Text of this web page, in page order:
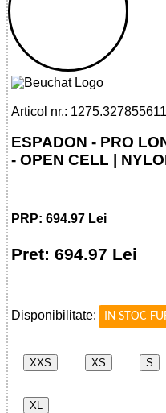
32785561172 - ESPADON
JOHN 7 MM - OPEN CELL
Articol nr.:
ESPADON - PRO
- OPEN CELL |
PRP: 694.97 Lei
Pret: 694.97 Lei
Disponibilitate:
IN STOC
XXS XS S
XL